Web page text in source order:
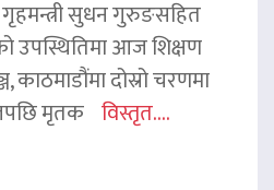
सुधन गुरुङसहित
उपस्थितिमा आज शिक्षण
काठमाडौंमा दोस्रो चरणमा
मृतक विस्तृत....